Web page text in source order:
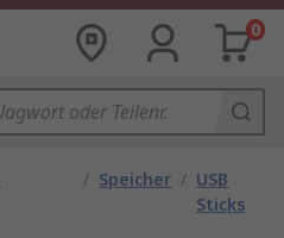
0
/ Speicher / USB
Sticks